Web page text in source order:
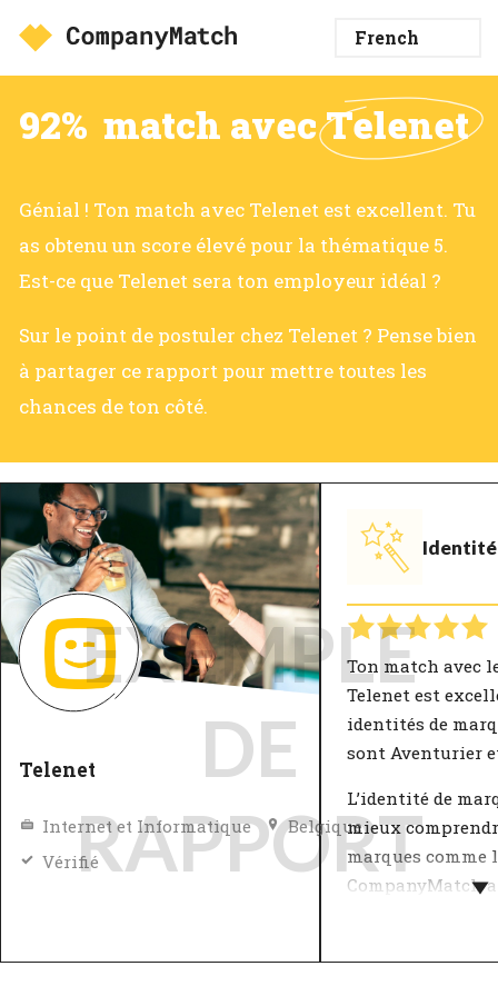
92% match avecTelenet
Génial ! Ton match avec Telenet est excellent. Tu
as obtenu un score élevé pour la thématique 5.
Est-ce que Telenet sera ton employeur idéal ?
Sur le point de postuler chez Telenet ? Pense bien
à partager ce rapport pour mettre toutes les
chances de ton côté.
Telenet
Internet et Informatique
Belgique
Vérifié
Identité
Ton match avec
Telenet est
identités de
sont Aventurier
L’identité de
mieux
marques comme
CompanyMatch
EXEMPLE
DE
RAPPORT